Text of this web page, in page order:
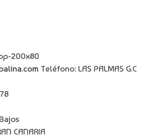
Teléfono: LAS PALMAS G.C
CANARIA